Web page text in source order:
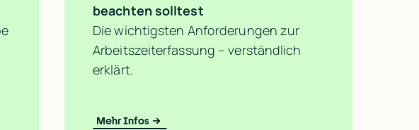
beachten solltest
Die wichtigsten Anforderungen zur
Arbeitszeiterfassung – verständlich
erklärt.
Mehr Infos